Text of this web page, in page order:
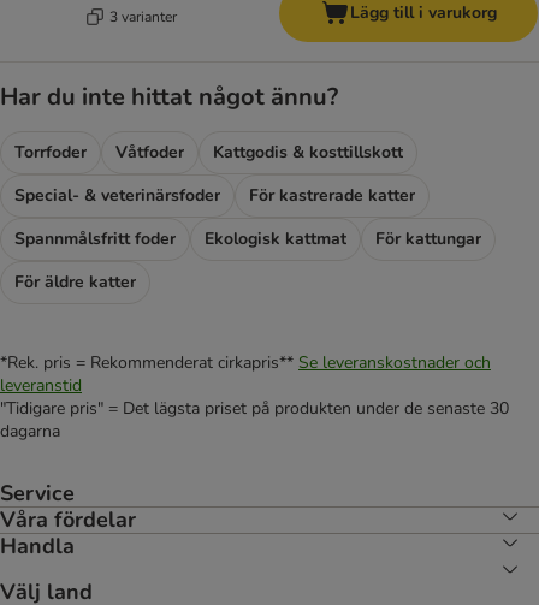
3 varianter Lägg till i varukorg
Har du inte hittat något ännu?
Torrfoder Våtfoder
Kattgodis & kosttillskott
Special- & veterinärsfoder
För kastrerade katter
Spannmålsfritt foder
Ekologisk kattmat
För kattungar
För äldre katter
*Rek. pris = Rekommenderat cirkapris** Se leveranskostnader och
leveranstid
"Tidigare pris" = Det lägsta priset på produkten under de senaste 30
dagarna
Service
Våra fördelar
Handla
Välj land